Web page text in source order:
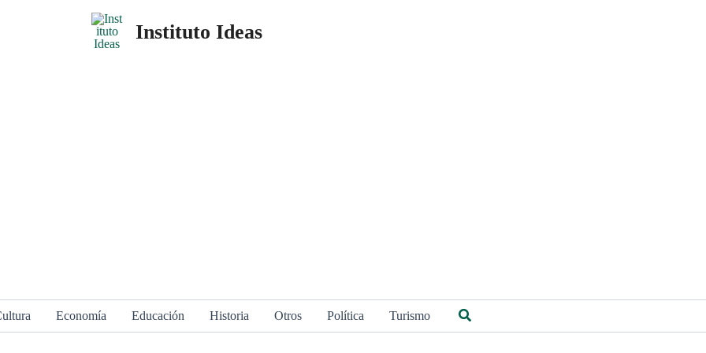
Instituto Ideas
Economía Educación Historia Otros Política Turismo Buscar